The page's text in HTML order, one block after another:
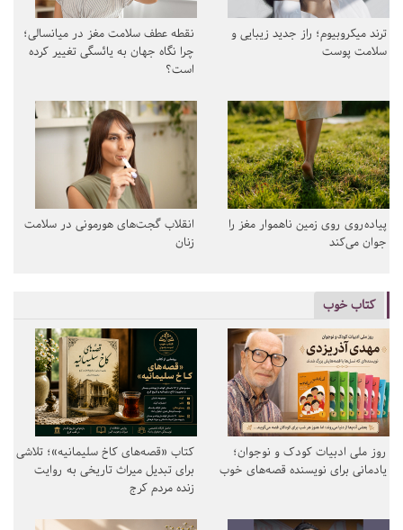
ترند میکروبیوم؛ راز جدید زیبایی و
سلامت پوست
نقطه عطف سلامت مغز در میانسالی؛
چرا نگاه جهان به یائسگی تغییر کرده
است؟
پیاده‌روی روی زمین ناهموار مغز را
جوان می‌کند
انقلاب گجت‌های هورمونی در سلامت
زنان
کتاب خوب
روز ملی ادبیات کودک و نوجوان؛
یادمانی برای نویسنده قصه‌های خوب
کتاب «قصه‌های کاخ سلیمانیه»؛ تلاشی
برای تبدیل میراث تاریخی به روایت
زنده مردم کرج